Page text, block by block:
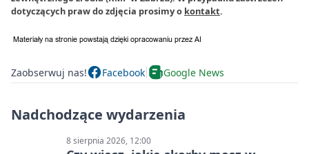
dotyczących praw do zdjęcia prosimy o kontakt.
Zaobserwuj nas! Facebook Google News
Nadchodzące wydarzenia
8 sierpnia 2026, 12:00